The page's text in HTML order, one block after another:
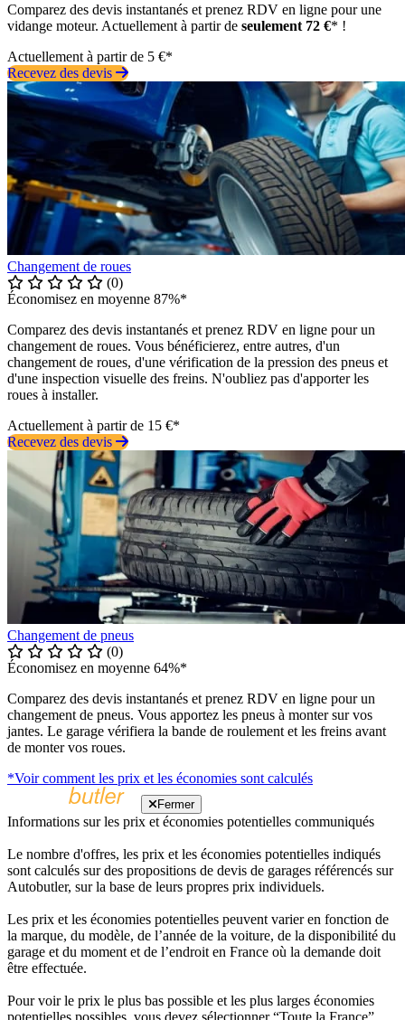
Comparez des devis instantanés et prenez RDV en ligne pour une
vidange moteur. Actuellement à partir de seulement 72 €* !
Actuellement à partir de 5 €*
Recevez des devis
Changement de roues
(0)
Économisez en moyenne 87%*
Comparez des devis instantanés et prenez RDV en ligne pour un
changement de roues. Vous bénéficierez, entre autres, d'un
changement de roues, d'une vérification de la pression des pneus et
d'une inspection visuelle des freins. N'oubliez pas d'apporter les
roues à installer.
Actuellement à partir de 15 €*
Recevez des devis
Changement de pneus
(0)
Économisez en moyenne 64%*
Comparez des devis instantanés et prenez RDV en ligne pour un
changement de pneus. Vous apportez les pneus à monter sur vos
jantes. Le garage vérifiera la bande de roulement et les freins avant
de monter vos roues.
*Voir comment les prix et les économies sont calculés
Fermer
Informations sur les prix et économies potentielles communiqués
Le nombre d'offres, les prix et les économies potentielles indiqués
sont calculés sur des propositions de devis de garages référencés sur
Autobutler, sur la base de leurs propres prix individuels.
Les prix et les économies potentielles peuvent varier en fonction de
la marque, du modèle, de l’année de la voiture, de la disponibilité du
garage et du moment et de l’endroit en France où la demande doit
être effectuée.
Pour voir le prix le plus bas possible et les plus larges économies
potentielles possibles, vous devez sélectionner “Toute la France”